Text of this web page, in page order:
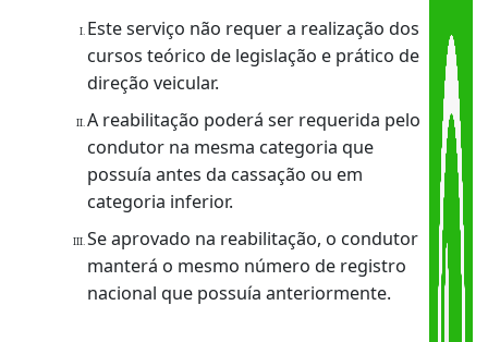
Declaração de atividade remunerada;
Duda 201-1.
Se possível, informar o número do
processo administrativo ou judicial que
causou a cassação da CNH.
OBSERVAÇÃO:
Este serviço não requer a realização dos
cursos teórico de legislação e prático de